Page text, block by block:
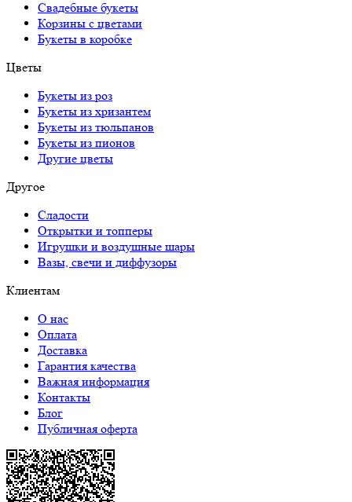
Свадебные букеты
Корзины с цветами
Букеты в коробке
Цветы
Букеты из роз
Букеты из хризантем
Букеты из тюльпанов
Букеты из пионов
Другие цветы
Другое
Сладости
Открытки и топперы
Игрушки и воздушные шары
Вазы, свечи и диффузоры
Клиентам
О нас
Оплата
Доставка
Гарантия качества
Важная информация
Контакты
Блог
Публичная оферта